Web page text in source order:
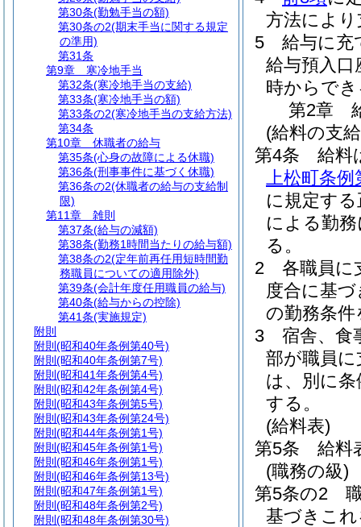
方法によ
5
給与に充
給与預入口
時からで
第2章
(給料の支
第4条
給料
上松町条例
に規定す
による勤
る。
2
各職員に
度合に基
の勤務条
3
宿舎、食
部が職員
は、別に
する。
(給料表)
第5条
給料
(職務の級)
第5条の2
基づきこ
第30条(勤勉手当の額)
第30条の2(期末手当に関する規定
の準用)
第31条
第9章
寒冷地手当
第32条(寒冷地手当の支給)
第33条(寒冷地手当の額)
第33条の2(寒冷地手当の支給方法)
第34条
第10章
休職者の給与
第35条(心身の故障による休職)
第36条(刑事事件に基づく休職)
第36条の2(休職者の給与の支給制
限)
第11章
雑則
第37条(給与の減額)
第38条(勤務1時間当たりの給与額)
第38条の2(定年前再任用短時間勤
務職員についての適用除外)
第39条(会計年度任用職員の給与)
第40条(給与からの控除)
第41条(実施規定)
附則
附則 (昭和40年条例第40号)
附則 (昭和40年条例第7号)
附則 (昭和41年条例第4号)
附則 (昭和42年条例第4号)
附則 (昭和43年条例第5号)
附則 (昭和43年条例第24号)
附則 (昭和44年条例第1号)
附則 (昭和45年条例第1号)
附則 (昭和46年条例第1号)
附則 (昭和46年条例第13号)
附則 (昭和47年条例第1号)
附則 (昭和48年条例第2号)
附則 (昭和48年条例第30号)